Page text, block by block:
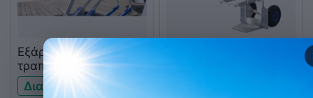
Εξάρτημα μεταφοράς
τραπεζιών EXPRESSO
1050
Διαθέσιμο